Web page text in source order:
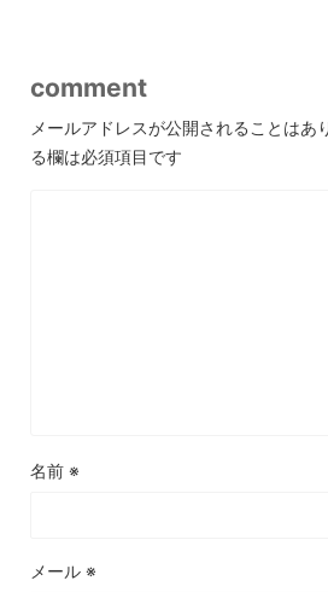
comment
メールアドレスが公開されることはあ
る欄は必須項目です
名前 ※
メール ※